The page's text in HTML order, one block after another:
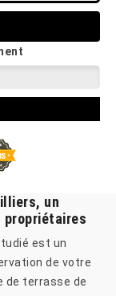
un
propriétaires
est un
de votre
de terrasse de